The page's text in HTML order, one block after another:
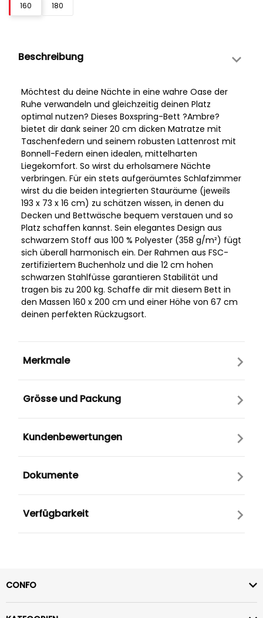
160 180
Beschreibung
Möchtest du deine Nächte in eine wahre Oase der
Ruhe verwandeln und gleichzeitig deinen Platz
optimal nutzen? Dieses Boxspring-Bett ?Ambre?
bietet dir dank seiner 20 cm dicken Matratze mit
Taschenfedern und seinem robusten Lattenrost mit
Bonnell-Federn einen idealen, mittelharten
Liegekomfort. So wirst du erholsamere Nächte
verbringen. Für ein stets aufgeräumtes Schlafzimmer
wirst du die beiden integrierten Stauräume (jeweils
193 x 73 x 16 cm) zu schätzen wissen, in denen du
Decken und Bettwäsche bequem verstauen und so
Platz schaffen kannst. Sein elegantes Design aus
schwarzem Stoff aus 100 % Polyester (358 g/m²) fügt
sich überall harmonisch ein. Der Rahmen aus FSC-
zertifiziertem Buchenholz und die 12 cm hohen
schwarzen Stahlfüsse garantieren Stabilität und
tragen bis zu 200 kg. Schaffe dir mit diesem Bett in
den Massen 160 x 200 cm und einer Höhe von 67 cm
deinen perfekten Rückzugsort.
Merkmale
Grösse und Packung
Kundenbewertungen
Dokumente
Verfügbarkeit
CONFO